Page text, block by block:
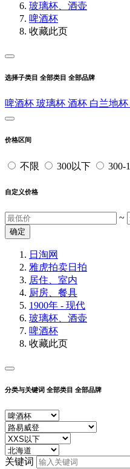
玻璃杯、酒壶
啤酒杯
收藏此页
选择子类目 全部类目 全部品牌
啤酒杯 玻璃杯 酒杯 白兰地杯
价格区间
不限 300以下 300-
自定义价格
~
确定
日淘网
雅虎拍卖日拍
居住、室内
厨房、餐具
1900年 - 现代
玻璃杯、酒壶
啤酒杯
收藏此页
分类与关键词 全部类目 全部品牌
关键词